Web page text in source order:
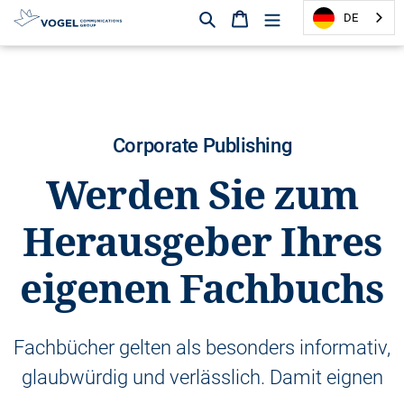
D
Suchen Warenkorb DE
Corporate Publishing
Werden Sie zum
Herausgeber Ihres
eigenen Fachbuchs
Fachbücher gelten als besonders informativ,
glaubwürdig und verlässlich. Damit eignen